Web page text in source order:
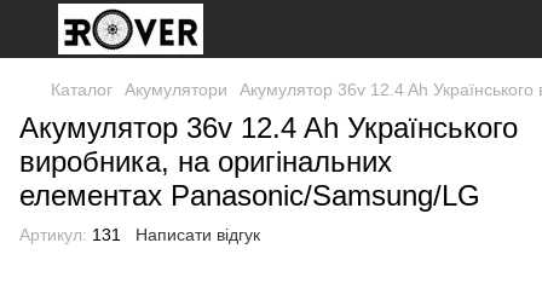
Каталог Акумулятори Акумулятор 36v 12.4 Ah
Акумулятор 36v 12.4 Ah Українського
виробника, на оригінальних
елементах Panasonic/Samsung/LG
Артикул: 131 Написати відгук